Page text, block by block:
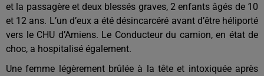
et la passagère et deux blessés graves, 2 enfants âgés de 10
et 12 ans. L’un d’eux a été désincarcéré avant d’être héliporté
vers le CHU d’Amiens. Le Conducteur du camion, en état de
choc, a hospitalisé également.
Une femme légèrement brûlée à la tête et intoxiquée après